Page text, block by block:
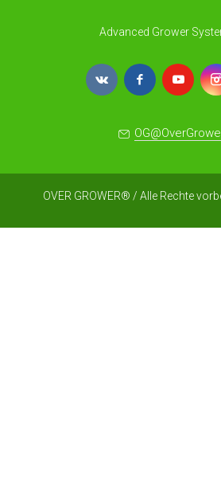
Advanced Grower
OVER GROWER® / Alle Rechte